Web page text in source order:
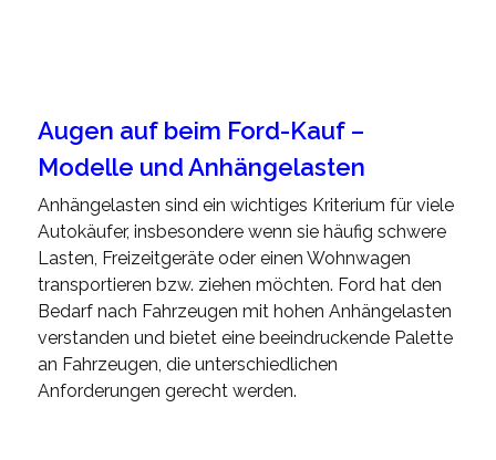
Augen auf beim Ford-Kauf –
Modelle und Anhängelasten
Anhängelasten sind ein wichtiges Kriterium für viele
Autokäufer, insbesondere wenn sie häufig schwere
Lasten, Freizeitgeräte oder einen Wohnwagen
transportieren bzw. ziehen möchten. Ford hat den
Bedarf nach Fahrzeugen mit hohen Anhängelasten
verstanden und bietet eine beeindruckende Palette
an Fahrzeugen, die unterschiedlichen
Anforderungen gerecht werden.